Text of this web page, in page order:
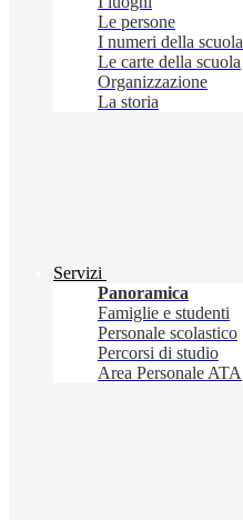
Le persone
I numeri della scuola
Le carte della scuola
Organizzazione
La storia
Servizi
Panoramica
Famiglie e studenti
Personale scolastico
Percorsi di studio
Area Personale ATA